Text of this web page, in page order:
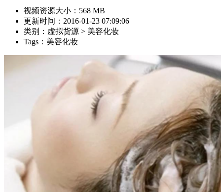
视频资源大小：568 MB
更新时间：2016-01-23 07:09:06
类别：虚拟货源 > 美容化妆
Tags：美容化妆